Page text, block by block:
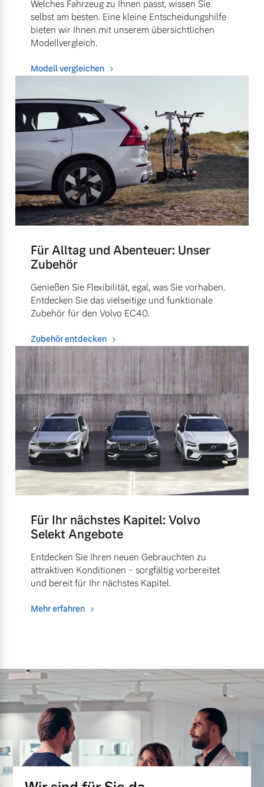
Welches Fahrzeug zu Ihnen passt, wissen Sie
selbst am besten. Eine kleine Entscheidungshilfe
bieten wir Ihnen mit unserem übersichtlichen
Modellvergleich.
Modell vergleichen
Für Alltag und Abenteuer: Unser
Zubehör
Genießen Sie Flexibilität, egal, was Sie vorhaben.
Entdecken Sie das vielseitige und funktionale
Zubehör für den Volvo EC40.
Zubehör entdecken
Für Ihr nächstes Kapitel: Volvo
Selekt Angebote
Entdecken Sie Ihren neuen Gebrauchten zu
attraktiven Konditionen - sorgfältig vorbereitet
und bereit für Ihr nächstes Kapitel.
Mehr erfahren